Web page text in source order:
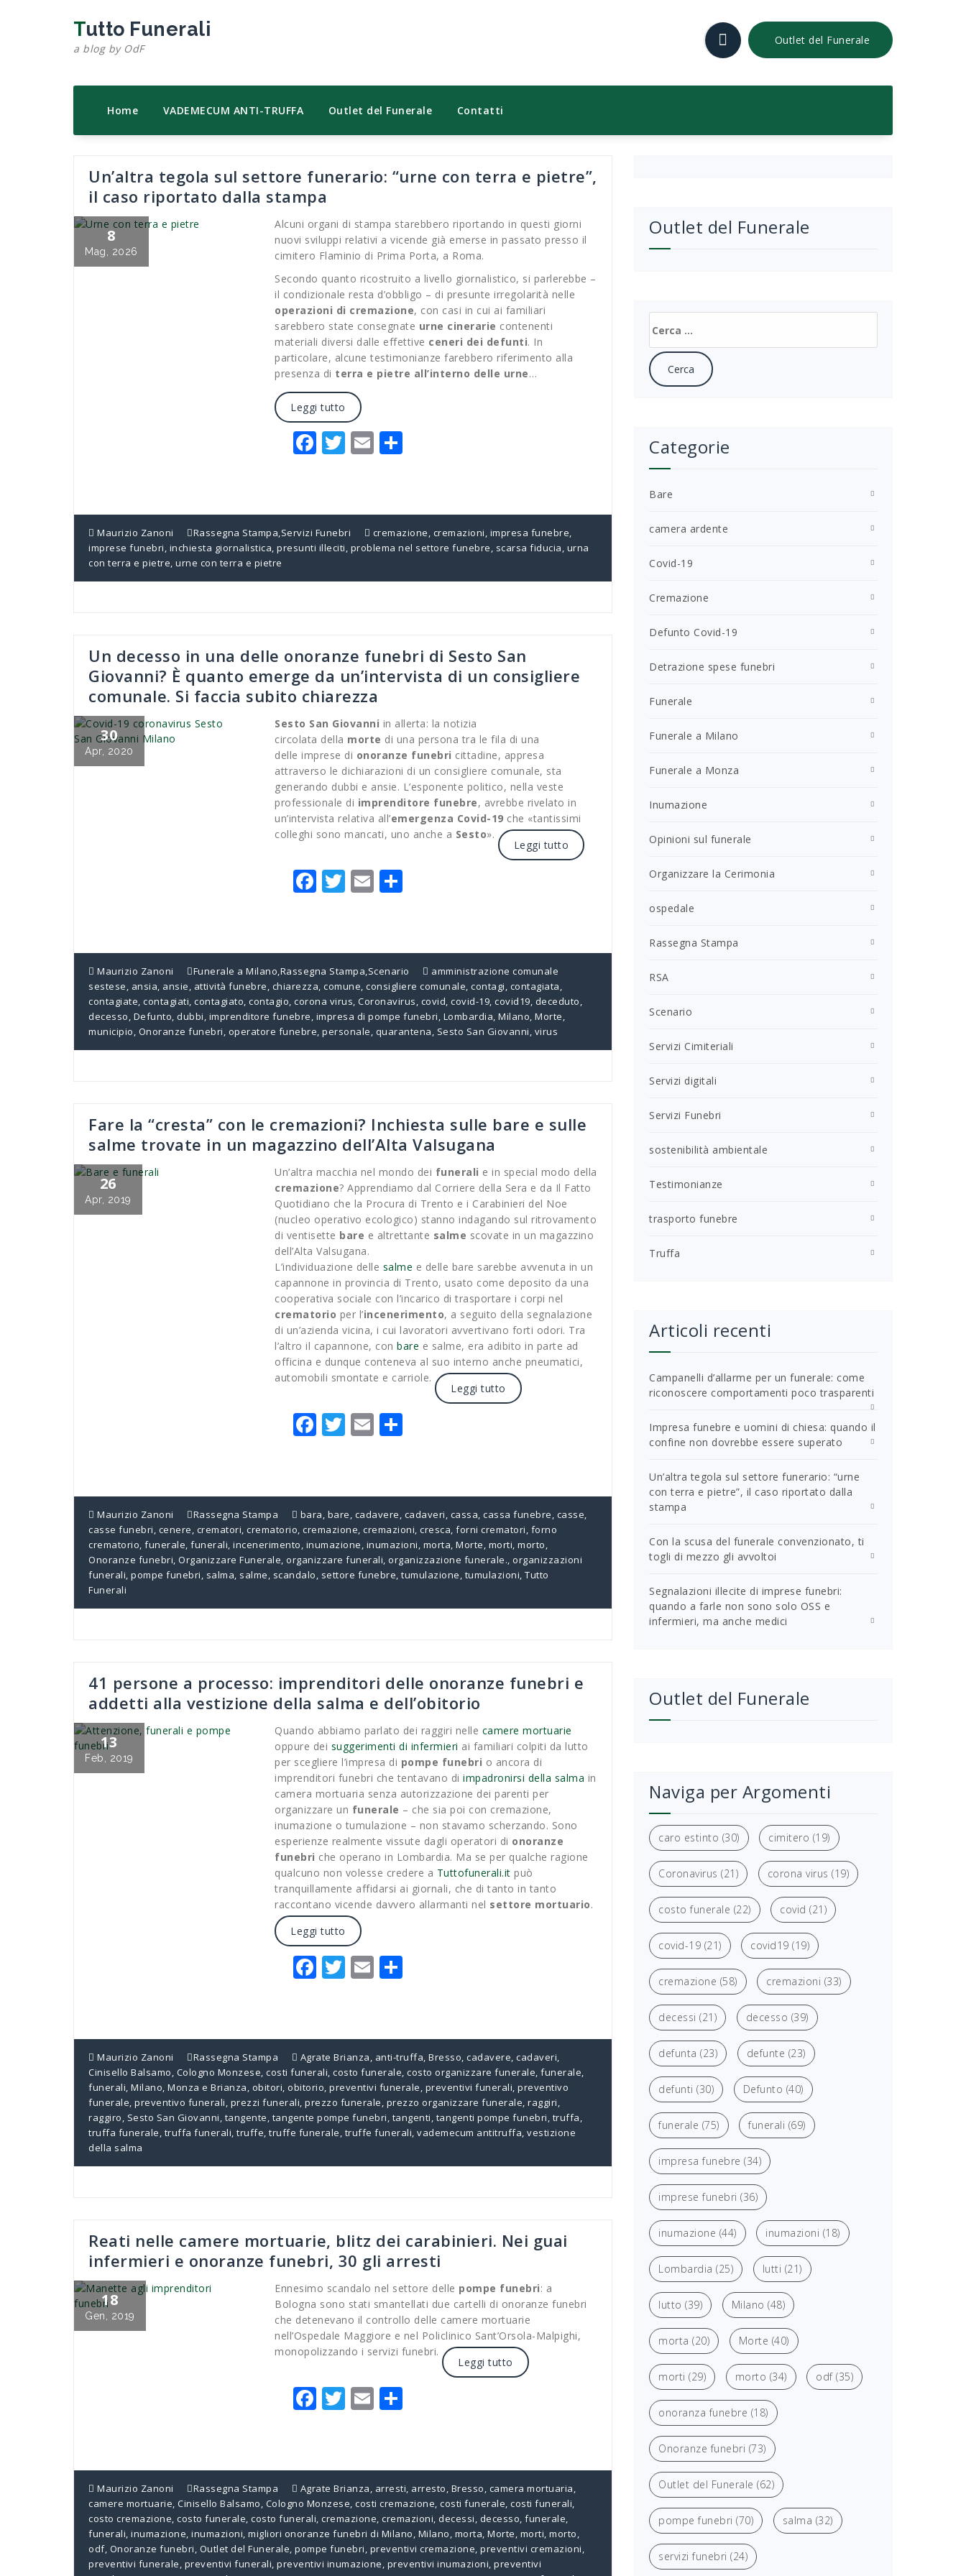
Tutto Funerali
a blog by OdF
Outlet del Funerale
Home VADEMECUM ANTI-TRUFFA Outlet del Funerale Contatti
Un’altra tegola sul settore funerario: “urne con terra e pietre”,
il caso riportato dalla stampa
8
Mag, 2026
Alcuni organi di stampa starebbero riportando in questi giorni
nuovi sviluppi relativi a vicende già emerse in passato presso il
cimitero Flaminio di Prima Porta, a Roma.
Secondo quanto ricostruito a livello giornalistico, si parlerebbe –
il condizionale resta d’obbligo – di presunte irregolarità nelle
operazioni di cremazione, con casi in cui ai familiari
sarebbero state consegnate urne cinerarie contenenti
materiali diversi dalle effettive ceneri dei defunti. In
particolare, alcune testimonianze farebbero riferimento alla
presenza di terra e pietre all’interno delle urne…
Leggi tutto
Facebook
Twitter
Email
Maurizio Zanoni Rassegna Stampa,Servizi Funebri cremazione, cremazioni, impresa funebre,
imprese funebri, inchiesta giornalistica, presunti illeciti, problema nel settore funebre, scarsa fiducia, urna
con terra e pietre, urne con terra e pietre
Un decesso in una delle onoranze funebri di Sesto San
Giovanni? È quanto emerge da un’intervista di un consigliere
comunale. Si faccia subito chiarezza
30
Apr, 2020
Sesto San Giovanni in allerta: la notizia
circolata della morte di una persona tra le fila di una
delle imprese di onoranze funebri cittadine, appresa
attraverso le dichiarazioni di un consigliere comunale, sta
generando dubbi e ansie. L’esponente politico, nella veste
professionale di imprenditore funebre, avrebbe rivelato in
un’intervista relativa all’emergenza Covid-19 che «tantissimi
colleghi sono mancati, uno anche a Sesto».
Leggi tutto
Facebook
Twitter
Email
Maurizio Zanoni Funerale a Milano,Rassegna Stampa,Scenario
amministrazione comunale
sestese, ansia, ansie, attività funebre, chiarezza, comune, consigliere comunale, contagi, contagiata,
contagiate, contagiati, contagiato, contagio, corona virus, Coronavirus, covid, covid-19, covid19, deceduto,
decesso, Defunto, dubbi, imprenditore funebre, impresa di pompe funebri, Lombardia, Milano, Morte,
municipio, Onoranze funebri, operatore funebre, personale, quarantena, Sesto San Giovanni, virus
Fare la “cresta” con le cremazioni? Inchiesta sulle bare e sulle
salme trovate in un magazzino dell’Alta Valsugana
26
Apr, 2019
Un’altra macchia nel mondo dei funerali e in special modo della
cremazione? Apprendiamo dal Corriere della Sera e da Il Fatto
Quotidiano che la Procura di Trento e i Carabinieri del Noe
(nucleo operativo ecologico) stanno indagando sul ritrovamento
di ventisette bare e altrettante salme scovate in un magazzino
dell’Alta Valsugana.
L’individuazione delle salme e delle bare sarebbe avvenuta in un
capannone in provincia di Trento, usato come deposito da una
cooperativa sociale con l’incarico di trasportare i corpi nel
crematorio per l’incenerimento, a seguito della segnalazione
di un’azienda vicina, i cui lavoratori avvertivano forti odori. Tra
l’altro il capannone, conbare e salme, era adibito in parte ad
officina e dunque conteneva al suo interno anche pneumatici,
automobili smontate e carriole.
Leggi tutto
Facebook
Twitter
Email
Maurizio Zanoni Rassegna Stampa bara, bare, cadavere, cadaveri, cassa, cassa funebre, casse,
casse funebri, cenere, crematori, crematorio, cremazione, cremazioni, cresca, forni crematori, forno
crematorio, funerale, funerali, incenerimento, inumazione, inumazioni, morta, Morte, morti, morto,
Onoranze funebri, Organizzare Funerale, organizzare funerali, organizzazione funerale., organizzazioni
funerali, pompe funebri, salma, salme, scandalo, settore funebre, tumulazione, tumulazioni, Tutto
Funerali
41 persone a processo: imprenditori delle onoranze funebri e
addetti alla vestizione della salma e dell’obitorio
13
Feb, 2019
Quando abbiamo parlato dei raggiri nelle camere mortuarie
oppure dei suggerimenti di infermieri ai familiari colpiti da lutto
per scegliere l’impresa di pompe funebri o ancora di
imprenditori funebri che tentavano diimpadronirsi della salma in
camera mortuaria senza autorizzazione dei parenti per
organizzare un funerale – che sia poi con cremazione,
inumazione o tumulazione – non stavamo scherzando. Sono
esperienze realmente vissute dagli operatori di onoranze
funebri che operano in Lombardia. Ma se per qualche ragione
qualcuno non volesse credere a Tuttofunerali.it può
tranquillamente affidarsi ai giornali, che di tanto in tanto
raccontano vicende davvero allarmanti nel settore mortuario.
Leggi tutto
Facebook
Twitter
Email
Maurizio Zanoni Rassegna Stampa Agrate Brianza, anti-truffa, Bresso, cadavere, cadaveri,
Cinisello Balsamo, Cologno Monzese, costi funerali, costo funerale, costo organizzare funerale, funerale,
funerali, Milano, Monza e Brianza, obitori, obitorio, preventivi funerale, preventivi funerali, preventivo
funerale, preventivo funerali, prezzi funerali, prezzo funerale, prezzo organizzare funerale, raggiri,
raggiro, Sesto San Giovanni, tangente, tangente pompe funebri, tangenti, tangenti pompe funebri, truffa,
truffa funerale, truffa funerali, truffe, truffe funerale, truffe funerali, vademecum antitruffa, vestizione
della salma
Reati nelle camere mortuarie, blitz dei carabinieri. Nei guai
infermieri e onoranze funebri, 30 gli arresti
18
Gen, 2019
Ennesimo scandalo nel settore delle pompe funebri: a
Bologna sono stati smantellati due cartelli di onoranze funebri
che detenevano il controllo delle camere mortuarie
nell’Ospedale Maggiore e nel Policlinico Sant’Orsola-Malpighi,
monopolizzando i servizi funebri.
Leggi tutto
Facebook
Twitter
Email
Maurizio Zanoni Rassegna Stampa Agrate Brianza, arresti, arresto, Bresso, camera mortuaria,
camere mortuarie, Cinisello Balsamo, Cologno Monzese, costi cremazione, costi funerale, costi funerali,
costo cremazione, costo funerale, costo funerali, cremazione, cremazioni, decessi, decesso, funerale,
funerali, inumazione, inumazioni, migliori onoranze funebri di Milano, Milano, morta, Morte, morti, morto,
odf, Onoranze funebri, Outlet del Funerale, pompe funebri, preventivi cremazione, preventivi cremazioni,
preventivi funerale, preventivi funerali, preventivi inumazione, preventivi inumazioni, preventivi
Outlet del Funerale
per:
Categorie
Bare
camera ardente
Covid-19
Cremazione
Defunto Covid-19
Detrazione spese funebri
Funerale
Funerale a Milano
Funerale a Monza
Inumazione
Opinioni sul funerale
Organizzare la Cerimonia
ospedale
Rassegna Stampa
RSA
Scenario
Servizi Cimiteriali
Servizi digitali
Servizi Funebri
sostenibilità ambientale
Testimonianze
trasporto funebre
Truffa
Articoli recenti
Campanelli d’allarme per un funerale: come
riconoscere comportamenti poco trasparenti
Impresa funebre e uomini di chiesa: quando il
confine non dovrebbe essere superato
Un’altra tegola sul settore funerario: “urne
con terra e pietre”, il caso riportato dalla
stampa
Con la scusa del funerale convenzionato, ti
togli di mezzo gli avvoltoi
Segnalazioni illecite di imprese funebri:
quando a farle non sono solo OSS e
infermieri, ma anche medici
Outlet del Funerale
Naviga per Argomenti
caro estinto (30) cimitero (19)
Coronavirus (21) corona virus (19)
costo funerale (22) covid (21)
covid-19 (21) covid19 (19)
cremazione (58) cremazioni (33)
decessi (21) decesso (39)
defunta (23) defunte (23)
defunti (30) Defunto (40)
funerale (75) funerali (69)
impresa funebre (34)
imprese funebri (36)
inumazione (44) inumazioni (18)
Lombardia (25) lutti (21)
lutto (39) Milano (48)
morta (20) Morte (40)
morti (29) morto (34) odf(35)
onoranza funebre (18)
Onoranze funebri (73)
Outlet del Funerale (62)
pompe funebri (70) salma (32)
servizi funebri (24)